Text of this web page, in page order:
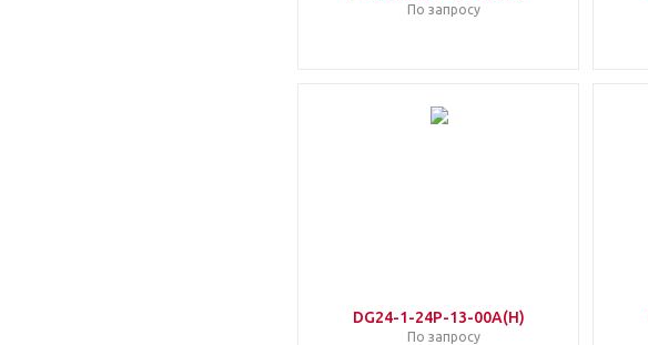
По запросу
DG24-1-24P-13-00A(H)
По запросу